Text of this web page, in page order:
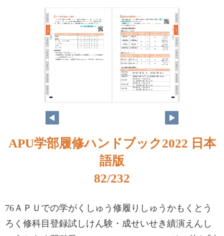
APU学部履修ハンドブック2022 日本
語版
82/232
76ＡＰＵでの学がくしゅう修履りしゅうかもくとう
ろく修科目登録試しけん験・成せいせき績演えんし